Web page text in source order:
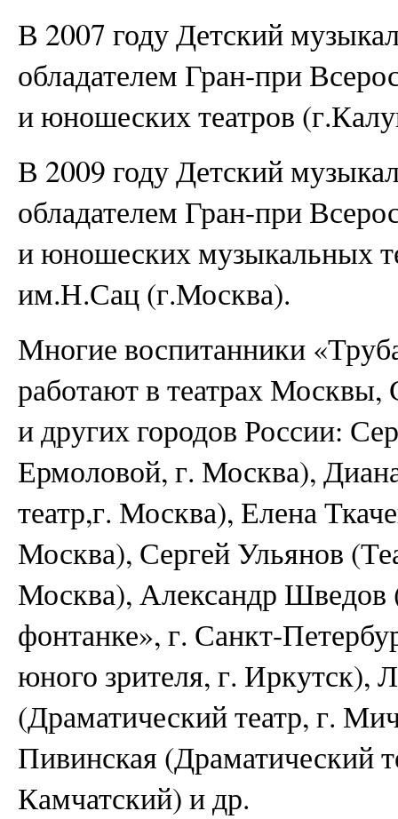
В 2007 году Детский
обладателем Гран-при
и юношеских театров
В 2009 году Детский
обладателем Гран-при
и юношеских музыкальных
им.Н.Сац (г.Москва).
Многие воспитанники
работают в театрах Москвы,
и других городов России:
Ермоловой, г. Москва),
театр,г. Москва), Елена
Москва), Сергей Ульянов
Москва), Александр
фонтанке», г. Санкт-
юного зрителя, г. Иркутск),
(Драматический театр, г.
Пивинская (Драматический
Камчатский) и др.